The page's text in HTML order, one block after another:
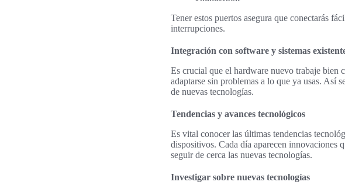
Tener estos puertos asegura que conectarás
interrupciones.
Integración con software y sistemas
Es crucial que el hardware nuevo trabaje bien
adaptarse sin problemas a lo que ya usas. Así
de nuevas tecnologías.
Tendencias y avances tecnológicos
Es vital conocer las últimas tendencias
dispositivos. Cada día aparecen innovaciones
seguir de cerca las nuevas tecnologías.
Investigar sobre nuevas tecnologías